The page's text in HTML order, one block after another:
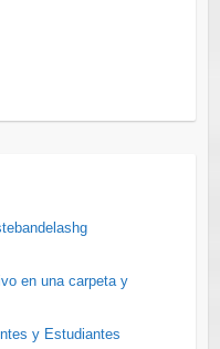
en una carpeta y
y Estudiantes